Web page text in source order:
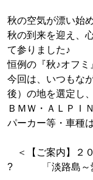
秋の空気が漂い始
秋の到来を迎え、
て参りました♪
恒例の『秋♪オフミ
今回は、いつもな
後）の地を選定し
ＢＭＷ・ＡＬＰＩ
パーカー等・車種
＜【ご案内】２
? 「淡路島～愛